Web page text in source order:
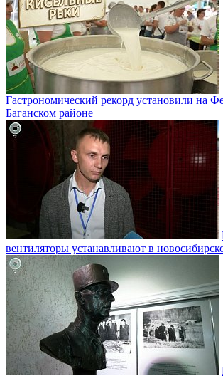
Гастрономический рекорд установили на
Баганском районе
вентиляторы устанавливают в